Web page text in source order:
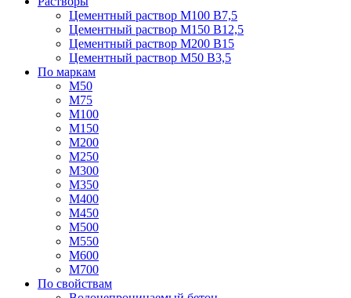
Цементный раствор М100 В7,5
Цементный раствор М150 В12,5
Цементный раствор М200 В15
Цементный раствор М50 В3,5
По маркам
М50
М75
М100
М150
М200
М250
М300
М350
М400
М450
М500
М550
М600
М700
По свойствам